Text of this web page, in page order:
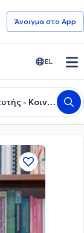
Άνοιγμα στο App
EL
Συστημικός Οικογενειακός Ψυχοθεραπευτής - Κοινωνικός Λειτουργός